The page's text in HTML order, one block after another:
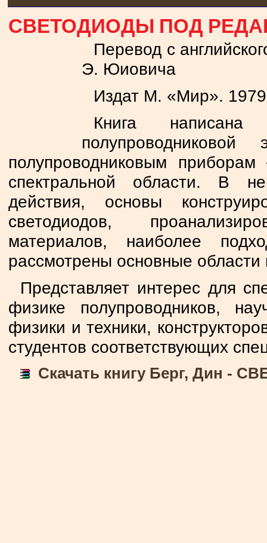
СВЕТОДИОДЫ ПОД
Перевод с
Э. Юиовича
Издат М. «Мир».
Книга написана
полупроводниковым
спектральной области. В
действия, основы
светодиодов,
материалов, наиболее
рассмотрены основные
Представляет интерес для
физике полупроводников,
физики и техники,
студентов соответствующих
Скачать книгу Берг, Дин -